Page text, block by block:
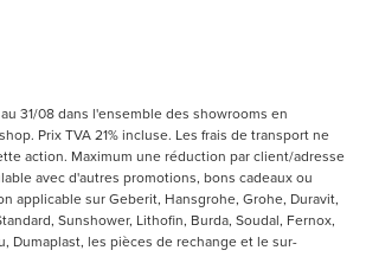
31/08 dans l'ensemble des showrooms en
Prix TVA 21% incluse. Les frais de transport ne
action. Maximum une réduction par client/adresse
avec d'autres promotions, bons cadeaux ou
applicable sur Geberit, Hansgrohe, Grohe, Duravit,
Sunshower, Lithofin, Burda, Soudal, Fernox,
Dumaplast, les pièces de rechange et le sur-